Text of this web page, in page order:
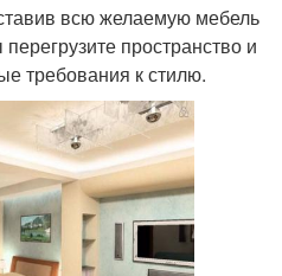
всю желаемую мебель
пространство и
требования к стилю.